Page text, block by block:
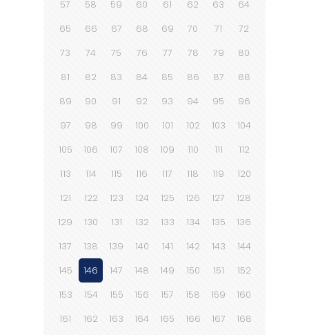
57
58 59 60 61 62 63
64
65
66 67 68 69 70 71
72
73
74 75 76 77 78 79
80
81
82 83 84 85 86 87
88
89
90 91 92 93 94 95
96
97
98 99 100 101 102 103
104
105
106 107 108 109 110 111
112
113
114 115 116 117 118 119
120
121
122 123 124 125 126 127
128
129
130 131 132 133 134 135
136
137
138 139 140 141 142 143
144
145
146 147 148 149 150 151
152
153
154 155 156 157 158 159
160
161
162 163 164 165 166 167
168